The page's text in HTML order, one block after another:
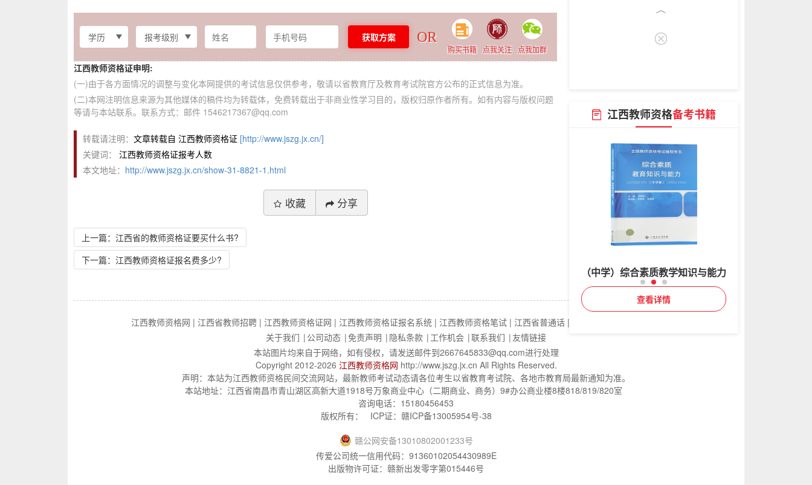
OR
购买书籍 点我关注 点我加群
江西教师资格证申明:
(一)由于各方面情况的调整与变化本网提供的考试信息仅供参考，敬请以省教育厅及教育考试院官方公布的正式信息为准。
(二)本网注明信息来源为其他媒体的稿件均为转载体，免费转载出于非商业性学习目的，版权归原作者所有。如有内容与版权问题
等请与本站联系。联系方式：邮件 1546217367@qq.com
转载请注明： 文章转载自 江西教师资格证 [http://www.jszg.jx.cn/]
关键词：
江西教师资格证报考人数
本文地址： http://www.jszg.jx.cn/show-31-8821-1.html
收藏 分享
上一篇：江西省的教师资格证要买什么书?
下一篇：江西教师资格证报名费多少?
江西教师资格备考书籍
查看详情
（小学）综合素质+教学知识与...
查看详情
江西教师资格网 | 江西省教师招聘 | 江西教师资格证网 | 江西教师资格证报名系统 | 江西教师资格笔试 | 江西省普通话 |
关于我们 | 公司动态 | 免责声明 | 隐私条款 | 工作机会 |联系我们 | 友情链接
本站图片均来自于网络，如有侵权，请发送邮件到2667645833@qq.com进行处理
Copyright 2012-2026 江西教师资格网 http://www.jszg.jx.cn All Rights Reserved.
声明：本站为江西教师资格民间交流网站，最新教师考试动态请各位考生以省教育考试院、各地市教育局最新通知为准。
本站地址：江西省南昌市青山湖区高新大道1918号万象商业中心（二期商业、商务）9#办公商业楼8楼818/819/820室
咨询电话：15180456453
版权所有：
ICP证： 赣ICP备13005954号-38
赣公网安备13010802001233号
传爱公司统一信用代码：91360102054430989E
出版物许可证：赣新出发零字第015446号